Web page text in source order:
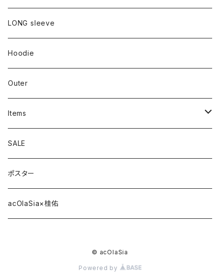
LONG sleeve
Hoodie
Outer
Items
Phone Case
cap
strap
SALE
ポスター
acOlaSia×桂佑
© acOlaSia
Powered by